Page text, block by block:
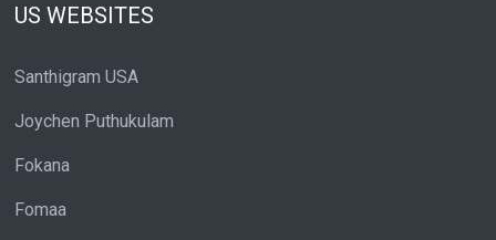
US WEBSITES
Santhigram USA
Joychen Puthukulam
Fokana
Fomaa